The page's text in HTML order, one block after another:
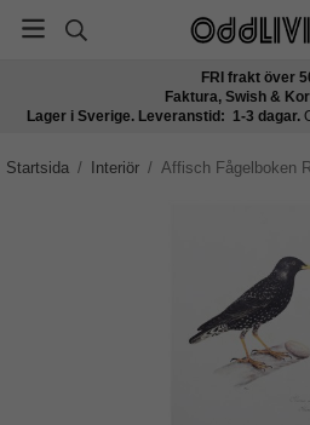
FRI frakt över
Faktura, Swish &
Lager i Sverige. Leveranstid: 1-3 dagar.
Startsida / Interiör / Affisch Fågelboken